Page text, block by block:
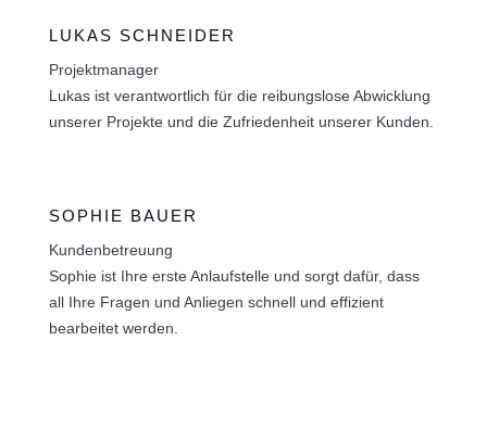
LUKAS SCHNEIDER
Projektmanager
Lukas ist verantwortlich für die reibungslose Abwicklung
unserer Projekte und die Zufriedenheit unserer Kunden.
SOPHIE BAUER
Kundenbetreuung
Sophie ist Ihre erste Anlaufstelle und sorgt dafür, dass
all Ihre Fragen und Anliegen schnell und effizient
bearbeitet werden.